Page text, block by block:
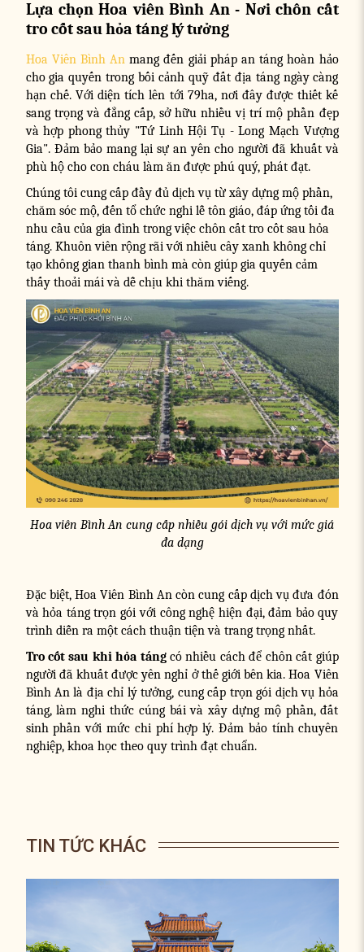
Lựa chọn Hoa viên Bình An - Nơi chôn cất
tro cốt sau hỏa táng lý tưởng
Hoa Viên Bình An mang đến giải pháp an táng hoàn hảo
cho gia quyến trong bối cảnh quỹ đất địa táng ngày càng
hạn chế. Với diện tích lên tới 79ha, nơi đây được thiết kế
sang trọng và đẳng cấp, sở hữu nhiều vị trí mộ phần đẹp
và hợp phong thủy "Tứ Linh Hội Tụ - Long Mạch Vượng
Gia". Đảm bảo mang lại sự an yên cho người đã khuất và
phù hộ cho con cháu làm ăn được phú quý, phát đạt.
Chúng tôi cung cấp đầy đủ dịch vụ từ xây dựng mộ phần,
chăm sóc mộ, đến tổ chức nghi lễ tôn giáo, đáp ứng tối đa
nhu cầu của gia đình trong việc chôn cất tro cốt sau hỏa
táng. Khuôn viên rộng rãi với nhiều cây xanh không chỉ
tạo không gian thanh bình mà còn giúp gia quyến cảm
thấy thoải mái và dễ chịu khi thăm viếng.
Hoa viên Bình An cung cấp nhiều gói dịch vụ với mức giá
đa dạng
Đặc biệt, Hoa Viên Bình An còn cung cấp dịch vụ đưa đón
và hỏa táng trọn gói với công nghệ hiện đại, đảm bảo quy
trình diễn ra một cách thuận tiện và trang trọng nhất.
Tro cốt sau khi hỏa tángcó nhiều cách để chôn cất giúp
người đã khuất được yên nghỉ ở thế giới bên kia. Hoa Viên
Bình An là địa chỉ lý tưởng, cung cấp trọn gói dịch vụ hỏa
táng, làm nghi thức cúng bái và xây dựng mộ phần, đất
sinh phần với mức chi phí hợp lý. Đảm bảo tính chuyên
nghiệp, khoa học theo quy trình đạt chuẩn.
TIN TỨC KHÁC